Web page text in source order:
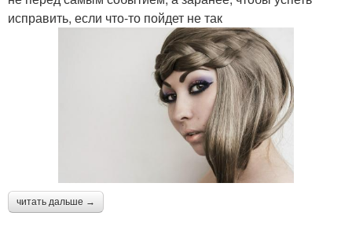
исправить, если что-то пойдет не так
читать дальше →